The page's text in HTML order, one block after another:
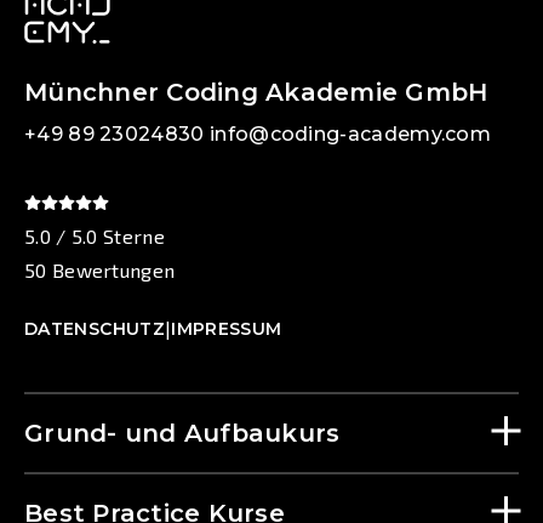
Münchner Coding Akademie GmbH
+49 89 23024830 info@coding-academy.com
5.0 / 5.0 Sterne
50 Bewertungen
DATENSCHUTZ|IMPRESSUM
Grund- und Aufbaukurs
Best Practice Kurse